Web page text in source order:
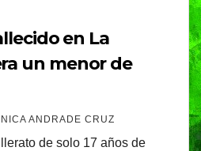
en La
un menor de
ANDRADE CRUZ
de solo 17 años de